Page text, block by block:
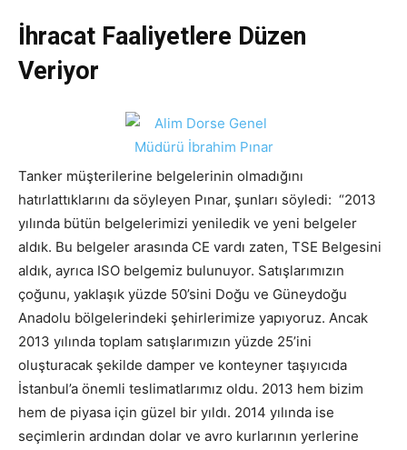
İhracat Faaliyetlere Düzen
Veriyor
Tanker müşterilerine belgelerinin olmadığını
hatırlattıklarını da söyleyen Pınar, şunları söyledi: “2013
yılında bütün belgelerimizi yeniledik ve yeni belgeler
aldık. Bu belgeler arasında CE vardı zaten, TSE Belgesini
aldık, ayrıca ISO belgemiz bulunuyor. Satışlarımızın
çoğunu, yaklaşık yüzde 50’sini Doğu ve Güneydoğu
Anadolu bölgelerindeki şehirlerimize yapıyoruz. Ancak
2013 yılında toplam satışlarımızın yüzde 25’ini
oluşturacak şekilde damper ve konteyner taşıyıcıda
İstanbul’a önemli teslimatlarımız oldu. 2013 hem bizim
hem de piyasa için güzel bir yıldı. 2014 yılında ise
seçimlerin ardından dolar ve avro kurlarının yerlerine